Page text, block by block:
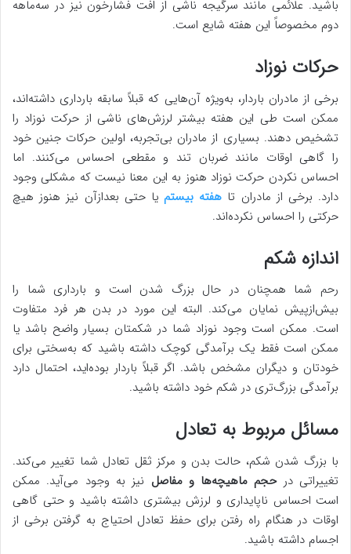
باشید. علائمی مانند سرگیجه ناشی از افت فشارخون نیز در سه‌ماهه
دوم مخصوصاً این هفته شایع است.
حرکات نوزاد
برخی از مادران باردار، به‌ویژه آن‌هایی که قبلاً سابقه بارداری داشته‌اند،
ممکن است طی این هفته بیشتر لرزش‌های ناشی از حرکت نوزاد را
تشخیص دهند. بسیاری از مادران بی‌تجربه، اولین حرکات جنین خود
را گاهی اوقات مانند ضربان تند و مقطعی احساس می‌کنند. اما
احساس نکردن حرکت نوزاد هنوز به این معنا نیست که مشکلی وجود
دارد. برخی از مادران تا هفته بیستم یا حتی بعدازآن نیز هنوز هیچ
حرکتی را احساس نکرده‌اند.
اندازه شکم
رحم شما همچنان در حال بزرگ شدن است و بارداری شما را
بیش‌ازپیش نمایان می‌کند. البته این مورد در بدن هر فرد متفاوت
است. ممکن است وجود نوزاد شما در شکمتان بسیار واضح باشد یا
ممکن است فقط یک برآمدگی کوچک داشته باشید که به‌سختی برای
خودتان و دیگران مشخص باشد. اگر قبلاً باردار بوده‌اید، احتمال دارد
برآمدگی بزرگ‌تری در شکم خود داشته باشید.
مسائل مربوط به تعادل
با بزرگ شدن شکم، حالت بدن و مرکز ثقل تعادل شما تغییر می‌کند.
تغییراتی درحجم ماهیچه‌ها و مفاصل نیز به وجود می‌آید. ممکن
است احساس ناپایداری و لرزش بیشتری داشته باشید و حتی گاهی
اوقات در هنگام راه رفتن برای حفظ تعادل احتیاج به گرفتن برخی از
اجسام داشته باشید.